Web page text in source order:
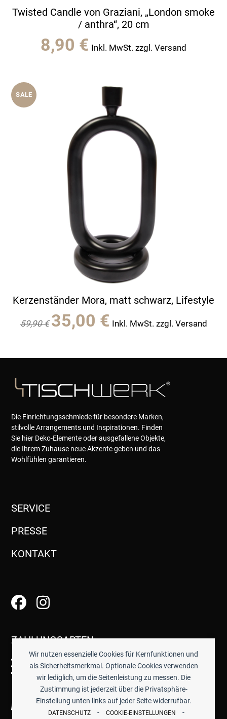
Wir nutzen essenzielle Cookies für Kernfunktionen und
als Sicherheitsmerkmal. Optionale Cookies verwenden
wir lediglich, um die Seitenleistung zu messen. Die
Zustimmung ist jederzeit über die Privatsphäre-
Einstellung unten links auf jeder Seite widerrufbar.
DATENSCHUTZ - COOKIE-EINSTELLUNGEN -
Twisted Candle von Graziani, „London smoke
/ anthra“, 20 cm
8,90 € Inkl. MwSt. zzgl. Versand
SALE
Kerzenständer Mora, matt schwarz, Lifestyle
59,90€
Ursprünglicher
Preis
35,00 € Preis
Inkl. MwSt. zzgl. Versand
Die Einrichtungsschmiede für besondere Marken,
stilvolle Arrangements und Inspirationen. Finden
Sie hier Deko-Elemente oder ausgefallene Objekte,
die Ihrem Zuhause neue Akzente geben und das
Wohlfühlen garantieren.
SERVICE
PRESSE
KONTAKT
ZAHLUNGSARTEN